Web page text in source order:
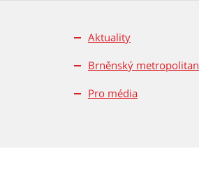
Aktuality
Brněnský metropolitan
Pro média